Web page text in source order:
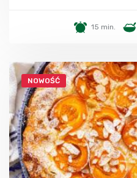
15 min.
NOWOŚĆ